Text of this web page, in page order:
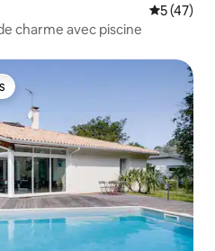
5 (47)
charme avec piscine
plus appréciés